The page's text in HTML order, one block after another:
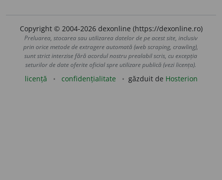
Copyright © 2004-2026 dexonline (https://dexonline.ro)
Preluarea, stocarea sau utilizarea datelor de pe acest site, inclusiv
prin orice metode de extragere automată (web scraping, crawling),
sunt strict interzise fără acordul nostru prealabil scris, cu excepția
seturilor de date oferite oficial spre utilizare publică (vezi licența).
licență confidențialitate găzduit de Hosterion